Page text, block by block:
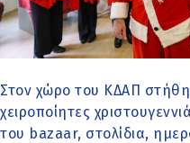
Στον χώρο του ΚΔΑΠ
χειροποίητες
του bazaar, στολίδια,